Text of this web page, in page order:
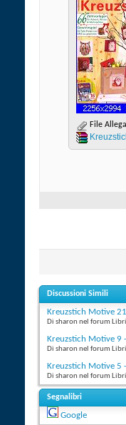
File
Discussioni Simili
Kreuzstich Motive
Di sharon nel forum
Kreuzstich Motive 9
Di sharon nel forum
Kreuzstich Motive 5
Di sharon nel forum
Segnalibri
Google